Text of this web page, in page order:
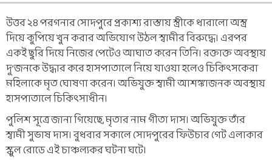
উত্তর ২৪ পরগনার সোদপুরে প্রকাশ্য রাস্তায় স্ত্রীকে ধারালো অস্ত্র
দিয়ে কুপিয়ে খুন করার অভিযোগ উঠল স্বামীর বিরুদ্ধে। এরপর
একই ছুরি দিয়ে নিজের পেটেও আঘাত করেন তিনি। রক্তাক্ত অবস্থায়
দু’জনকে উদ্ধার করে হাসপাতালে নিয়ে যাওয়া হলেও চিকিৎসকেরা
মহিলাকে মৃত ঘোষণা করেন। অভিযুক্ত স্বামী আশঙ্কাজনক অবস্থায়
হাসপাতালে চিকিৎসাধীন।
পুলিশ সূত্রে জানা গিয়েছে, মৃতার নাম গীতা দাস। অভিযুক্ত তাঁর
স্বামী সুভাষ দাস। বুধবার সকালে সোদপুরের ফিউচার গেট এলাকার
স্কুল রোডে এই চাঞ্চল্যকর ঘটনা ঘটে।